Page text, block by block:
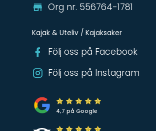
Org nr. 556764-1781
Kajak & Uteliv / Kajaksaker
Följ oss på Facebook
Följ oss på Instagram
4,7 på Google